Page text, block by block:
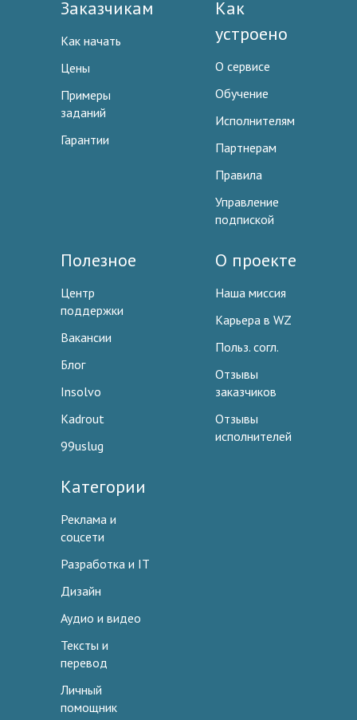
Заказчикам
Как начать
Цены
Примеры
заданий
Гарантии
Как
устроено
О сервисе
Обучение
Исполнителям
Партнерам
Правила
Управление
подпиской
Полезное
Центр
поддержки
Вакансии
Блог
Insolvo
Kadrout
99uslug
О проекте
Наша миссия
Карьера в WZ
Польз. согл.
Отзывы
заказчиков
Отзывы
исполнителей
Категории
Реклама и
соцсети
Разработка и IT
Дизайн
Аудио и видео
Тексты и
перевод
Личный
помощник